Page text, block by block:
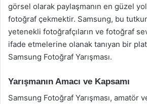
görsel olarak paylaşmanın en güzel
fotoğraf çekmektir. Samsung, bu
yetenekli fotoğrafçıların ve fotoğraf
ifade etmelerine olanak tanıyan bir
Samsung Fotoğraf Yarışması.
Yarışmanın Amacı ve Kapsamı
Samsung Fotoğraf Yarışması, amatör